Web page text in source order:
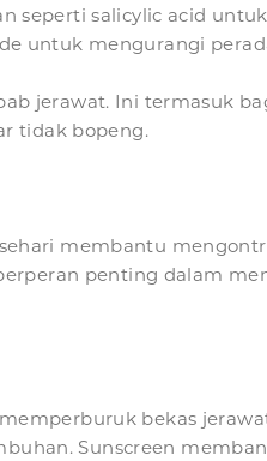
seperti salicylic acid untuk
untuk mengurangi
jerawat. Ini termasuk
tidak bopeng.
membantu
penting dalam
bekas
Sunscreen